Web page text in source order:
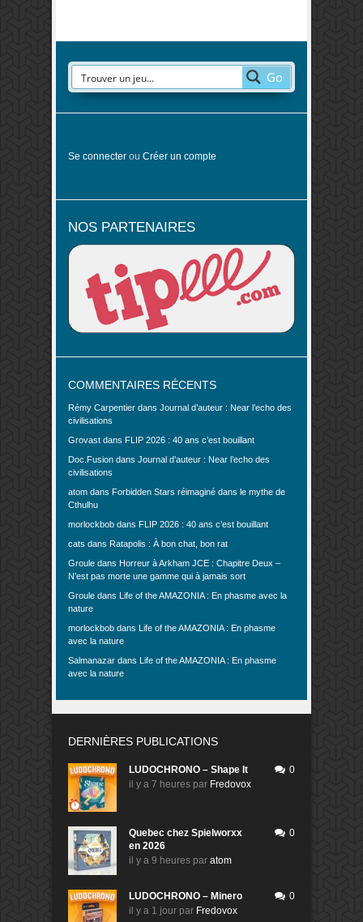
Go
Se connecter ou Créer un compte
NOS PARTENAIRES
COMMENTAIRES RÉCENTS
Rémy Carpentier dans Journal d’auteur : Near l’echo des
civilisations
Grovast dans FLIP 2026 : 40 ans c’est bouillant
Doc.Fusion dans Journal d’auteur : Near l’echo des
civilisations
atom dans Forbidden Stars réimaginé dans le mythe de
Cthulhu
morlockbob dans FLIP 2026 : 40 ans c’est bouillant
cats dans Ratapolis : À bon chat, bon rat
Groule dans Horreur à Arkham JCE : Chapitre Deux –
N’est pas morte une gamme qui à jamais sort
Groule dans Life of the AMAZONIA : En phasme avec la
nature
morlockbob dans Life of the AMAZONIA : En phasme
avec la nature
Salmanazar dans Life of the AMAZONIA : En phasme
avec la nature
DERNIÈRES PUBLICATIONS
LUDOCHRONO – Shape It
il y a 7 heures par Fredovox
0
Quebec chez Spielworxx
en 2026
il y a 9 heures par atom
0
LUDOCHRONO – Minero
il y a 1 jour par Fredovox
0